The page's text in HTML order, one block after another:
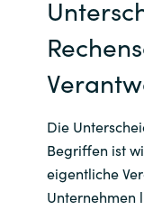
Die
Begriffen ist
eigentliche
Unternehmen